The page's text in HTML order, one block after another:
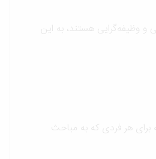
وظیفه‌گرایی هستند، به این
برای هر فردی که به مباحث